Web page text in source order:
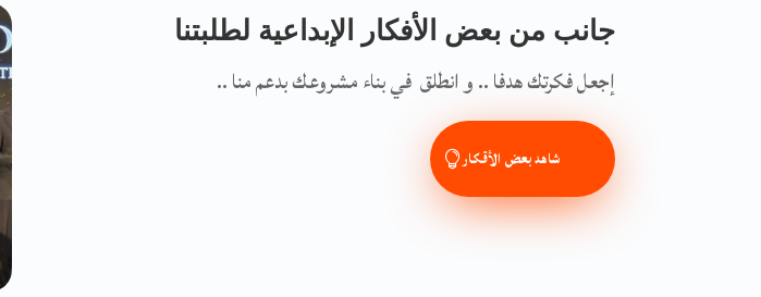
جانب من بعض الأفكار الإبداعية لطلبتنا
إجعل فكرتك هدفا .. و انطلق في بناء مشروعك بدعم منا ..
شاهد بعض الأقكار